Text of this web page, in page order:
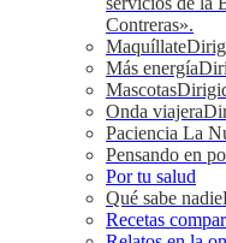
Contreras».
Maquíllate
Más energía
Mascotas
Onda viajera
Paciencia La
Pensando en
Por tu salud
Qué sabe nadie
Recetas